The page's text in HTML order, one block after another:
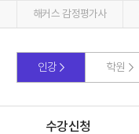
해커스 감정평가사
인강 학원
수강신청